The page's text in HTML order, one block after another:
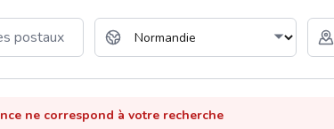
ne correspond à votre recherche